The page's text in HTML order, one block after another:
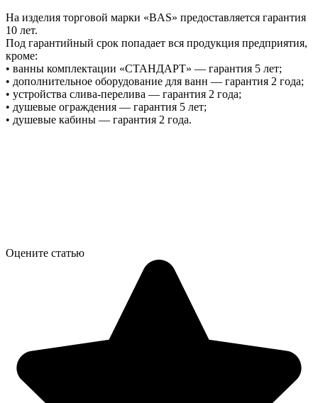
На изделия торговой марки «BAS» предоставляется гарантия
10 лет.
Под гарантийный срок попадает вся продукция предприятия,
кроме:
• ванны комплектации «СТАНДАРТ» — гарантия 5 лет;
• дополнительное оборудование для ванн — гарантия 2 года;
• устройства слива-перелива — гарантия 2 года;
• душевые ограждения — гарантия 5 лет;
• душевые кабины — гарантия 2 года.
Оцените статью